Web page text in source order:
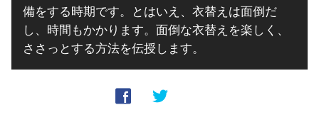
備をする時期です。とはいえ、衣替えは面倒だ
し、時間もかかります。面倒な衣替えを楽しく、
ささっとする方法を伝授します。